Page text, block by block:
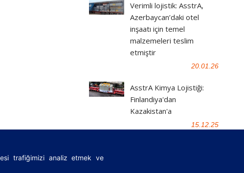
trafiğimizi analiz etmek ve
Verimli lojistik: AsstrA,
Azerbaycan’daki otel
inşaatı için temel
malzemeleri teslim
etmiştir
20.01.26
AsstrA Kimya Lojistiği:
Finlandiya'dan
Kazakistan'a
15.12.25